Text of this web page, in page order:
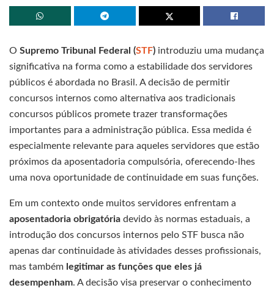
O Supremo Tribunal Federal (STF) introduziu uma mudança
significativa na forma como a estabilidade dos servidores
públicos é abordada no Brasil. A decisão de permitir
concursos internos como alternativa aos tradicionais
concursos públicos promete trazer transformações
importantes para a administração pública. Essa medida é
especialmente relevante para aqueles servidores que estão
próximos da aposentadoria compulsória, oferecendo-lhes
uma nova oportunidade de continuidade em suas funções.
Em um contexto onde muitos servidores enfrentam a
aposentadoria obrigatória devido às normas estaduais, a
introdução dos concursos internos pelo STF busca não
apenas dar continuidade às atividades desses profissionais,
mas também legitimar as funções que eles já
desempenham. A decisão visa preservar o conhecimento